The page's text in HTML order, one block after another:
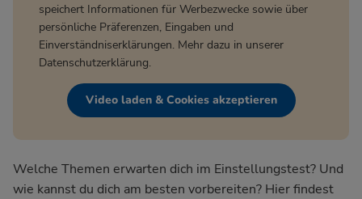
speichert Informationen für Werbezwecke sowie über
persönliche Präferenzen, Eingaben und
Einverständniserklärungen. Mehr dazu in unserer
Datenschutzerklärung.
Video laden & Cookies akzeptieren
Welche Themen erwarten dich im Einstellungstest? Und
wie kannst du dich am besten vorbereiten? Hier findest